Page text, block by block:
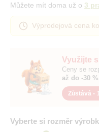
Využijte
Ceny se
až do -30
Zůstává -
Vyberte si rozměr
Můžete mít doma už o 3
Výprodejová cena